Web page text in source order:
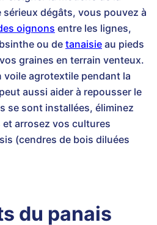
dégâts, vous pouvez à
oignons entre les lignes,
ou de tanaisie au pieds
graines en terrain venteux.
agrotextile pendant la
aussi aider à repousser le
se sont installées, éliminez
arrosez vos cultures
(cendres de bois diluées
du panais